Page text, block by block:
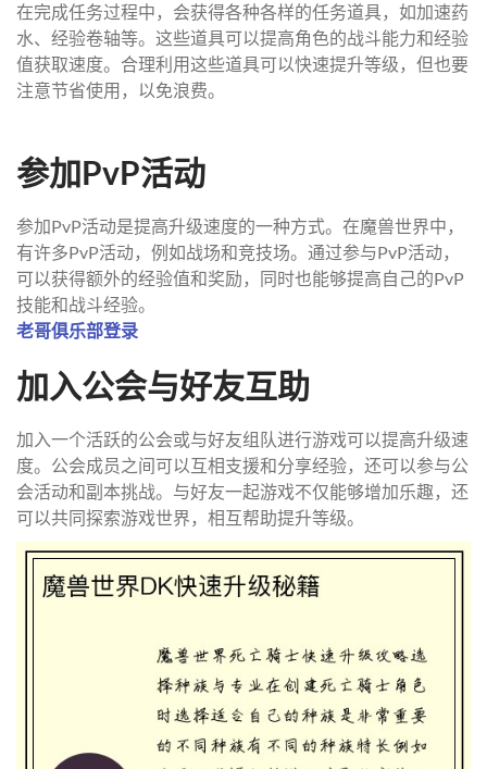
在完成任务过程中，会获得各种各样的任务道具，如加速药
水、经验卷轴等。这些道具可以提高角色的战斗能力和经验
值获取速度。合理利用这些道具可以快速提升等级，但也要
注意节省使用，以免浪费。
参加PvP活动
参加PvP活动是提高升级速度的一种方式。在魔兽世界中，
有许多PvP活动，例如战场和竞技场。通过参与PvP活动，
可以获得额外的经验值和奖励，同时也能够提高自己的PvP
技能和战斗经验。
老哥俱乐部登录
加入公会与好友互助
加入一个活跃的公会或与好友组队进行游戏可以提高升级速
度。公会成员之间可以互相支援和分享经验，还可以参与公
会活动和副本挑战。与好友一起游戏不仅能够增加乐趣，还
可以共同探索游戏世界，相互帮助提升等级。